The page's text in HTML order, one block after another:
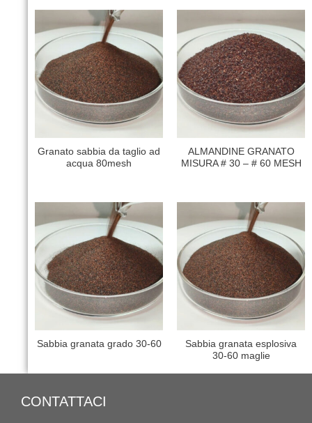
Granato sabbia da taglio ad
acqua 80mesh
ALMANDINE GRANATO
MISURA # 30 – # 60 MESH
Sabbia granata grado 30-60
Sabbia granata esplosiva
30-60 maglie
CONTATTACI